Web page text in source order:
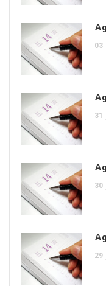
03
31
30
29